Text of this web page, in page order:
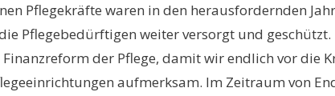
Pflegekräfte waren in den herausfordernden
Pflegebedürftigen weiter versorgt und
der Pflege, damit wir endlich vor die
aufmerksam. Im Zeitraum von